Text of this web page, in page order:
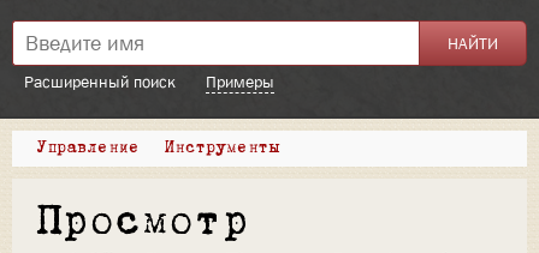
Расширенный поиск Примеры
Управление Инструменты
Просмотр